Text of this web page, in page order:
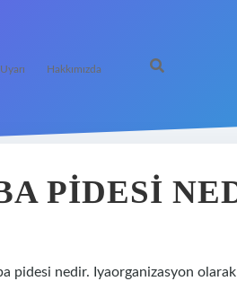
Hakkımızda
PIDESI
pidesi nedir. Iyaorganizasyon